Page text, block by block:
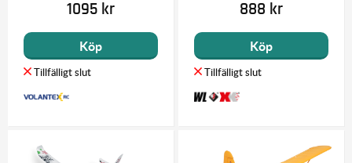
1095 kr
Köp
888 kr
Köp